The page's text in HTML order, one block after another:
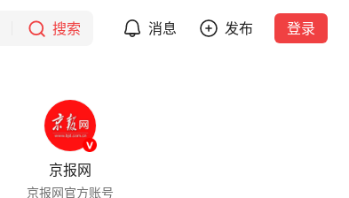
搜索 消息 发布 登录
京报网
京报网官方账号